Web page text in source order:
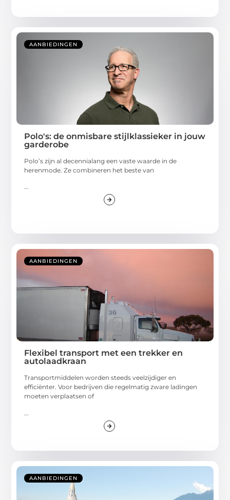
AANBIEDINGEN
Polo's: de onmisbare stijlklassieker in jouw
garderobe
Polo’s zijn al decennialang een vaste waarde in de
herenmode. Ze combineren het beste van
...
AANBIEDINGEN
Flexibel transport met een trekker en
autolaadkraan
Transportmiddelen worden steeds veelzijdiger en
efficiënter. Voor bedrijven die regelmatig zware ladingen
moeten verplaatsen of
AANBIEDINGEN